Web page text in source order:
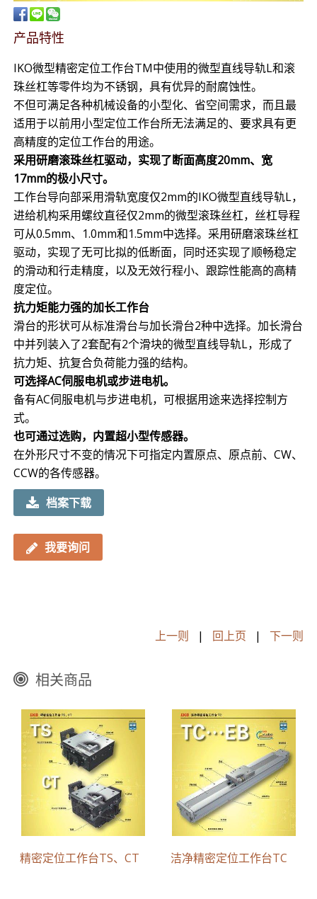
产品特性
IKO微型精密定位工作台TM中使用的微型直线导轨L和滚
珠丝杠等零件均为不锈钢，具有优异的耐腐蚀性。
不但可满足各种机械设备的小型化、省空间需求，而且最
适用于以前用小型定位工作台所无法满足的、要求具有更
高精度的定位工作台的用途。
采用研磨滚珠丝杠驱动，实现了断面高度20mm、宽
17mm的极小尺寸。
工作台导向部采用滑轨宽度仅2mm的IKO微型直线导轨L，
进给机构采用螺纹直径仅2mm的微型滚珠丝杠，丝杠导程
可从0.5mm、1.0mm和1.5mm中选择。采用研磨滚珠丝杠
驱动，实现了无可比拟的低断面，同时还实现了顺畅稳定
的滑动和行走精度，以及无效行程小、跟踪性能高的高精
度定位。
抗力矩能力强的加长工作台
滑台的形状可从标准滑台与加长滑台2种中选择。加长滑台
中并列装入了2套配有2个滑块的微型直线导轨L，形成了
抗力矩、抗复合负荷能力强的结构。
可选择AC伺服电机或步进电机。
备有AC伺服电机与步进电机，可根据用途来选择控制方
式。
也可通过选购，内置超小型传感器。
在外形尺寸不变的情况下可指定内置原点、原点前、CW、
CCW的各传感器。
档案下载
我要询问
上一则 | 回上页 |下一则
相关商品
精密定位工作台TS、CT 洁净精密定位工作台TC